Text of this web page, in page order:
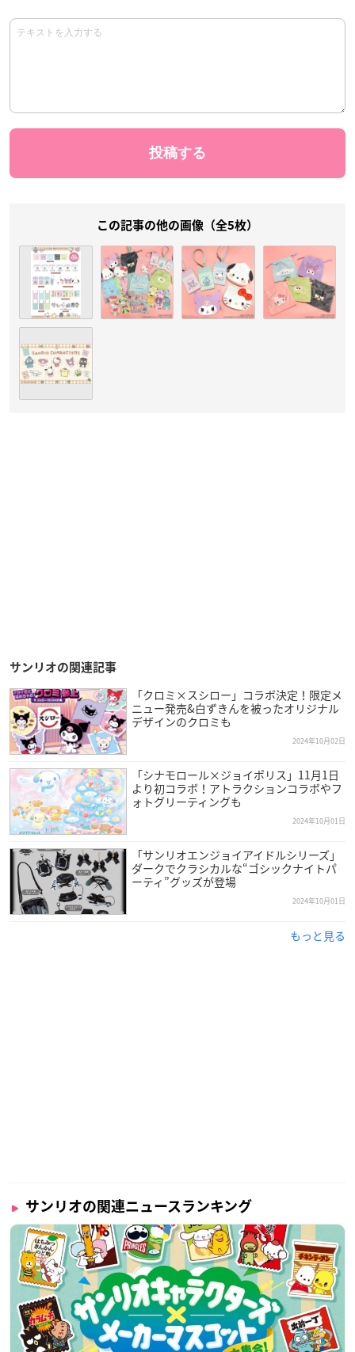
この記事の他の画像（全5枚）
サンリオの関連記事
「クロミ×スシロー」コラボ決定！限定メ
ニュー発売&白ずきんを被ったオリジナル
デザインのクロミも
2024年10月02日
「シナモロール×ジョイポリス」11月1日
より初コラボ！アトラクションコラボやフ
ォトグリーティングも
2024年10月01日
「サンリオエンジョイアイドルシリーズ」
ダークでクラシカルな“ゴシックナイトパ
ーティ”グッズが登場
2024年10月01日
もっと見る
サンリオの関連ニュースランキング